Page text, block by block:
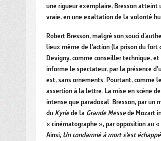
une rigueur exemplaire, Bresson atteint
vraie, en une exaltation de la volonté
Robert Bresson, malgré son souci
lieux même de l’action (la prison du fort
Devigny, comme conseiller technique,
informe le spectateur, par la présence
est, sans ornements. Pourtant, comme
assertion à la lettre. La mise en scène
intense que paradoxal. Bresson, par un
du Kyriede la Grande Messede Mozart
« cinématographe », par opposition au
Ainsi, Un condamné à mort s’est échappé